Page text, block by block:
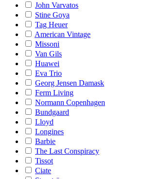
John Varvatos
Stine Goya
Tag Heuer
American Vintage
Missoni
Van Gils
Huawei
Eva Trio
Georg Jensen Damask
Ferm Living
Normann Copenhagen
Bundgaard
Lloyd
Longines
Barbie
The Last Conspiracy
Tissot
Ciate